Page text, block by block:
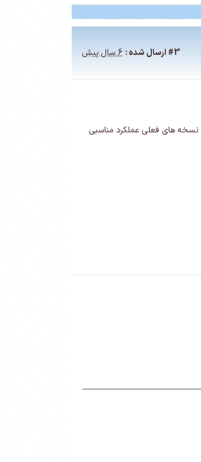
#3 ارسال شده : 6 سال پیش
های فعلی عملکرد مناسبی